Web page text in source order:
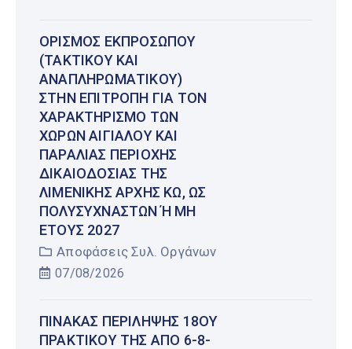
ΟΡΙΣΜΌΣ ΕΚΠΡΟΣΏΠΟΥ
(ΤΑΚΤΙΚΟΎ ΚΑΙ
ΑΝΑΠΛΗΡΩΜΑΤΙΚΟΎ)
ΣΤΗΝ ΕΠΙΤΡΟΠΉ ΓΙΑ ΤΟΝ
ΧΑΡΑΚΤΗΡΙΣΜΌ ΤΩΝ
ΧΏΡΩΝ ΑΙΓΙΑΛΟΎ ΚΑΙ
ΠΑΡΑΛΊΑΣ ΠΕΡΙΟΧΉΣ
ΔΙΚΑΙΟΔΟΣΊΑΣ ΤΗΣ
ΛΙΜΕΝΙΚΉΣ ΑΡΧΉΣ ΚΩ, ΩΣ
ΠΟΛΥΣΎΧΝΑΣΤΩΝ Ή ΜΗ Έ
ΤΟΥΣ 2027
Αποφάσεις Συλ. Οργάνων
07/08/2026
ΠΊΝΑΚΑΣ ΠΕΡΊΛΗΨΗΣ 18ΟΥ
ΠΡΑΚΤΙΚΟΎ ΤΗΣ ΑΠΌ 6-8-